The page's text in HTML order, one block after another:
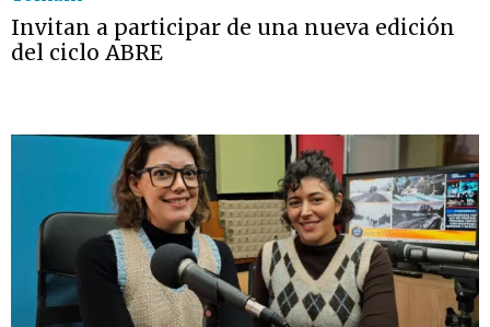
Invitan a participar de una nueva edición
del ciclo ABRE